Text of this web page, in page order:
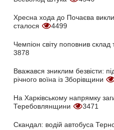
Хресна хода до Почаєва
сталося
4499
Чемпіон світу поповнив склад
3878
Вважався зниклим безвісти:
річного воїна із Зборівщини
На Харківському напрямку
Теребовлянщини
3471
Скандал: водій автобуса